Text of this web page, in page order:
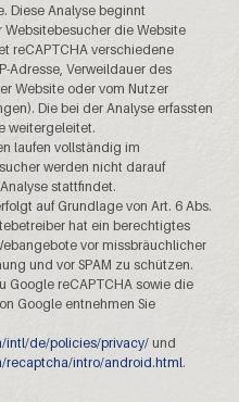
Diese Analyse beginnt
die Website
reCAPTCHA verschiedene
Adresse, Verweildauer des
Website oder vom Nutzer
Die bei der Analyse erfassten
weitergeleitet.
laufen vollständig im
werden nicht darauf
stattfindet.
auf Grundlage von Art. 6 Abs.
hat ein berechtigtes
vor missbräuchlicher
und vor SPAM zu schützen.
Google reCAPTCHA sowie die
Google entnehmen Sie
intl/de/policies/privacy/ und
recaptcha/intro/android.html.